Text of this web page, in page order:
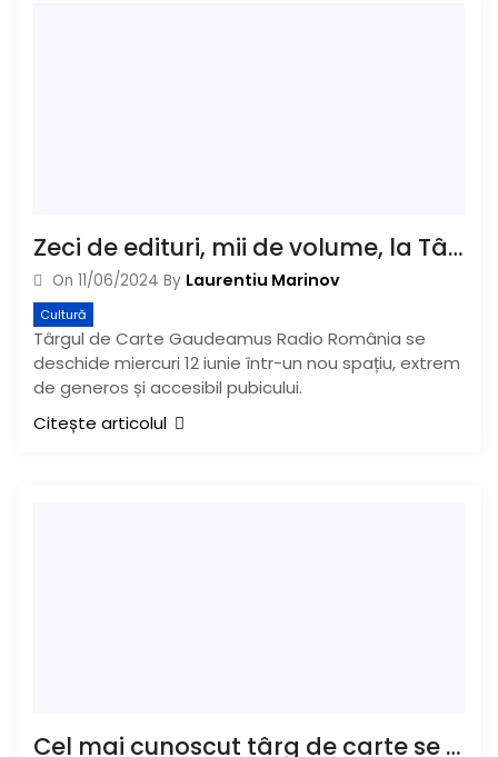
Zeci de edituri, mii de volume, la Târgul de Carte Gaudeamus Radio România, în Piața Daciei. Programul complet al evenimentelor
On 11/06/2024 By Laurentiu Marinov
Cultură
Târgul de Carte Gaudeamus Radio România se
deschide miercuri 12 iunie într-un nou spațiu, extrem
de generos și accesibil pubicului.
Citește articolul
Cel mai cunoscut târg de carte se deschide la Buzău